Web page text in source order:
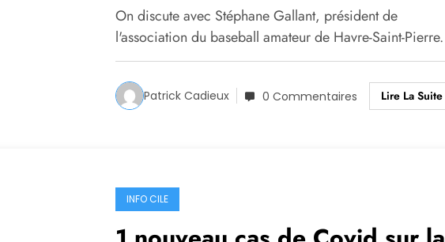
On discute avec Stéphane Gallant, président de
l'association du baseball amateur de Havre-Saint-Pierre.
Patrick Cadieux 0 Commentaires Lire La Suite
INFO CILE